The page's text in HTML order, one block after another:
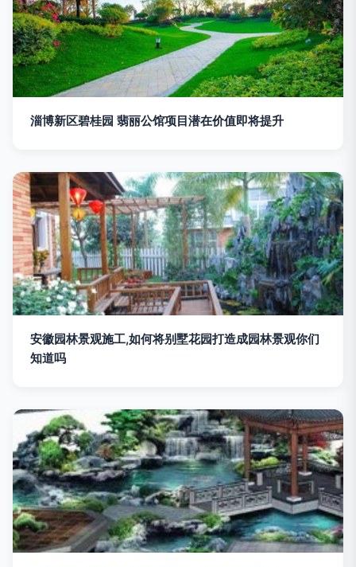
淄博新区碧桂园 翡丽公馆项目潜在价值即将提升
安徽园林景观施工,如何将别墅花园打造成园林景观你们
知道吗